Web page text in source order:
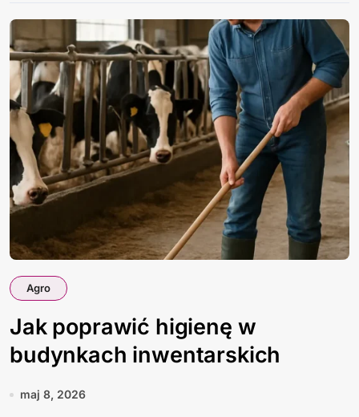
Agro
Jak poprawić higienę w
budynkach inwentarskich
maj 8, 2026